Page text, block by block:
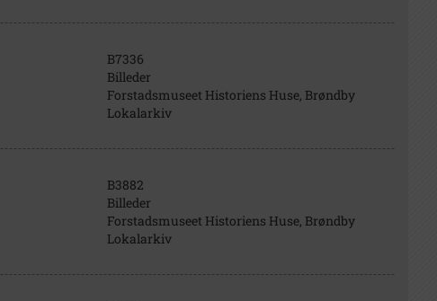
B7336
Billeder
Forstadsmuseet Historiens Huse, Brøndby
Lokalarkiv
B3882
Billeder
Forstadsmuseet Historiens Huse, Brøndby
Lokalarkiv